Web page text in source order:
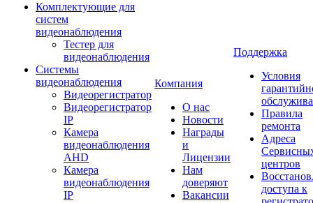
Комплектующие для
систем
видеонаблюдения
Тестер для
видеонаблюдения
Системы
видеонаблюдения
Видеорегистратор
Видеорегистратор
IP
Камера
видеонаблюдения
AHD
Камера
видеонаблюдения
IP
Компания
О нас
Новости
Награды
и
Лицензии
Нам
доверяют
Вакансии
Поддержка
Условия
Правила
ремонта
Адреса
центров
доступа к